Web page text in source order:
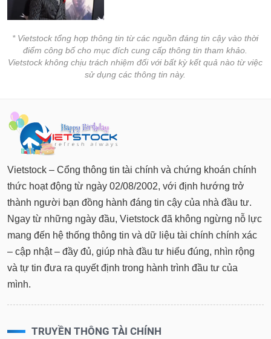
* Vietstock tổng hợp thông tin từ các nguồn đáng tin cậy vào thời
điểm công bố cho mục đích cung cấp thông tin tham khảo.
Vietstock không chịu trách nhiệm đối với bất kỳ kết quả nào từ việc
sử dụng các thông tin này.
Vietstock – Cổng thông tin tài chính và chứng khoán chính
thức hoạt động từ ngày 02/08/2002, với định hướng trở
thành người bạn đồng hành đáng tin cậy của nhà đầu tư.
Ngay từ những ngày đầu, Vietstock đã không ngừng nỗ lực
mang đến hệ thống thông tin và dữ liệu tài chính chính xác
– cập nhật – đầy đủ, giúp nhà đầu tư hiểu đúng, nhìn rộng
và tự tin đưa ra quyết định trong hành trình đầu tư của
mình.
TRUYỀN THÔNG TÀI CHÍNH